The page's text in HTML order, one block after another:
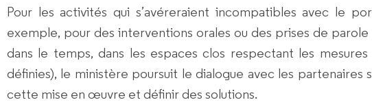
Pour les activités qui s’avéreraient incompatibles avec le
exemple, pour des interventions orales ou des prises de
dans le temps, dans les espaces clos respectant les mesures
définies), le ministère poursuit le dialogue avec les partenaires
cette mise en œuvre et définir des solutions.